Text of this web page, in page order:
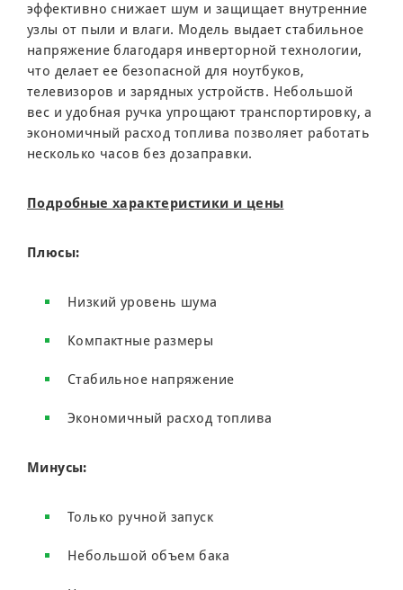
эффективно снижает шум и защищает внутренние
узлы от пыли и влаги. Модель выдает стабильное
напряжение благодаря инверторной технологии,
что делает ее безопасной для ноутбуков,
телевизоров и зарядных устройств. Небольшой
вес и удобная ручка упрощают транспортировку, а
экономичный расход топлива позволяет работать
несколько часов без дозаправки.
Подробные характеристики и цены
Плюсы:
Низкий уровень шума
Компактные размеры
Стабильное напряжение
Экономичный расход топлива
Минусы:
Только ручной запуск
Небольшой объем бака